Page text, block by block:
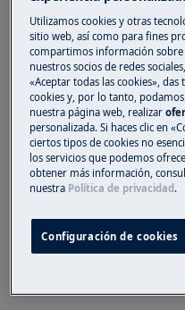
Utilice siempre
cerrado.
Tenga en cuenta que
reparación no
consecuencias para la
correctamente.
Cómo cambiar las
INSTRUMENTOS:
Destornillador de
Paso 1
Utilizamos cookies y otras
sitio web, así como para fines
compartimos información sobre
nuestros socios de redes
«Aceptar todas las cookies»,
cookies y, por lo tanto,
nuestra página web, realizar
personalizada. Si haces clic en
ciertos tipos de cookies no
los servicios que podemos
obtener más información,
nuestra Política de privacidad .
Configuración de cookies